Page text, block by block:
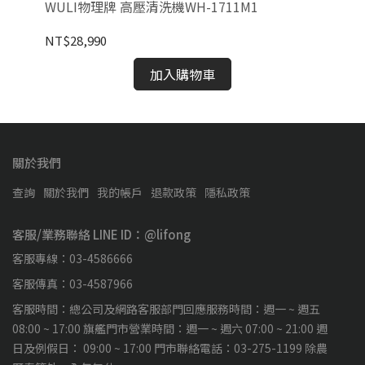
WULI物理牌 高壓清洗機WH-1711M1
NT$28,990
加入購物車
關於我們
查詢 關於我們 我的帳戶 退款政策 隱私政策
客服/業務聯絡 LINE ID：@lifong
客服專線：03-4586666
客服傳真：03-4587966
客服時間：總公司及網路客服部門回應服務時間：週一 ~ 週五
08:00 ~ 17:00 旗艦門市營業時間：週一 ~ 週六 07:00 ~ 21:00 週
日及例假日： 09:00 ~ 17:00 門市聯絡電話：03-275-1199 除農